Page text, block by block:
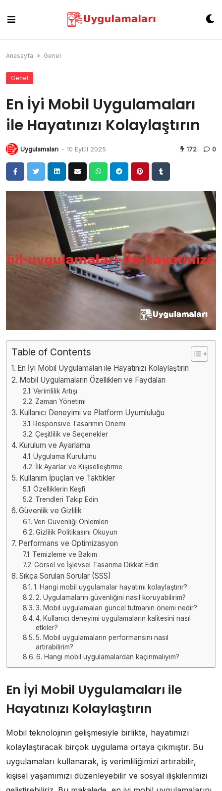
content
Anasayfa » Genel
Genel
En İyi Mobil Uygulamaları
ile Hayatınızı Kolaylaştırın
Uygulamaları - 10 Eylül 2025 172 0
Table of Contents
En İyi Mobil Uygulamaları ile Hayatınızı Kolaylaştırın
Mobil Uygulamaların Özellikleri ve Faydaları
Verimlilik Artışı
Zaman Yönetimi
Kullanıcı Deneyimi ve Platform Uyumluluğu
Responsive Tasarımın Önemi
Çeşitlilik ve Seçenekler
Kurulum ve Ayarlama
Uygulama Kurulumu
İlk Ayarlar ve Kişiselleştirme
Kullanım İpuçları ve Taktikler
Özelliklerin Keşfi
Trendleri Takip Edin
Güvenlik ve Gizlilik
Veri Güvenliği Önlemleri
Gizlilik Politikasını Okuyun
Performans ve Optimizasyon
Temizleme ve Bakım
Görsel ve İşlevsel Tasarıma Dikkat Edin
Sıkça Sorulan Sorular (SSS)
1. Hangi mobil uygulamalar hayatımı kolaylaştırır?
2. Uygulamaların güvenliğini nasıl koruyabilirim?
3. Mobil uygulamaları güncel tutmanın önemi nedir?
4. Kullanıcı deneyimi uygulamaların kalitesini nasıl
etkiler?
5. Mobil uygulamaların performansını nasıl
artırabilirim?
6. Hangi mobil uygulamalardan kaçınmalıyım?
En İyi Mobil Uygulamaları ile
Hayatınızı Kolaylaştırın
Mobil teknolojinin gelişmesiyle birlikte, hayatımızı
kolaylaştıracak birçok uygulama ortaya çıkmıştır. Bu
uygulamaları kullanarak, iş verimliliğimizi artırabilir,
kişisel yaşamımızı düzenleyebilir ve sosyal ilişkilerimizi